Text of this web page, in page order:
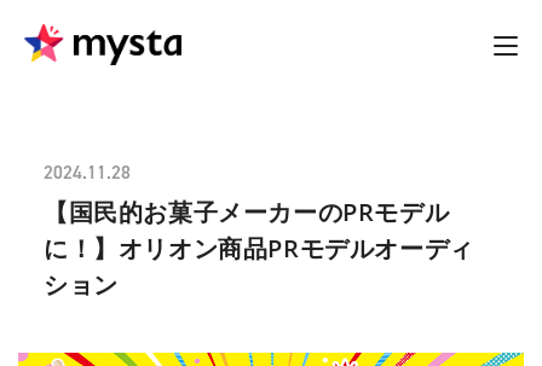
2024.11.28
【国民的お菓子メーカーのPRモデル
に！】オリオン商品PRモデルオーディ
ション